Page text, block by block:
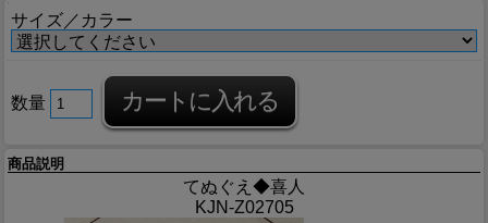
サイズ／カラー
数量
商品説明
てぬぐえ◆喜人
KJN-Z02705